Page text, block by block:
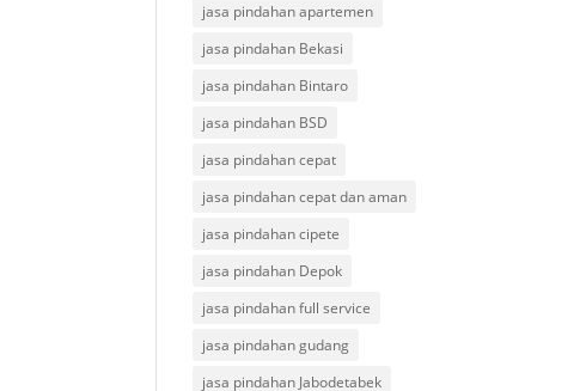
jasa pindahan apartemen
jasa pindahan Bekasi
jasa pindahan Bintaro
jasa pindahan BSD
jasa pindahan cepat
jasa pindahan cepat dan aman
jasa pindahan cipete
jasa pindahan Depok
jasa pindahan full service
jasa pindahan gudang
jasa pindahan Jabodetabek